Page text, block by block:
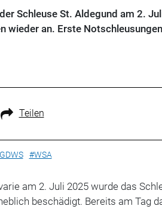
Schleuse St. Aldegund am 2.
wieder an. Erste
Teilen
#WSA
am 2. Juli 2025 wurde das
beschädigt. Bereits am Tag